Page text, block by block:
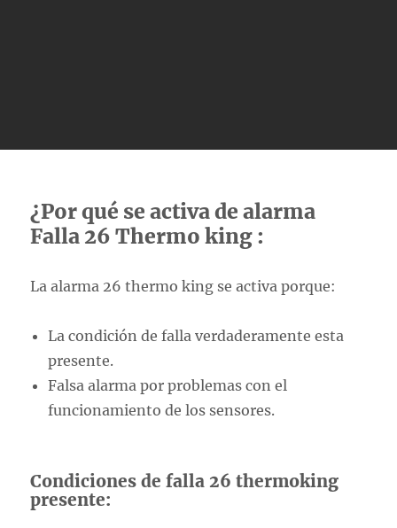
¿Por qué se activa de alarma
Falla 26 Thermo king :
La alarma 26 thermo king se activa porque:
La condición de falla verdaderamente esta
presente.
Falsa alarma por problemas con el
funcionamiento de los sensores.
Condiciones de falla 26 thermoking
presente: